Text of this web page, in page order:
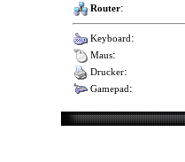
Router:
Keyboard:
Maus:
Drucker:
Gamepad: